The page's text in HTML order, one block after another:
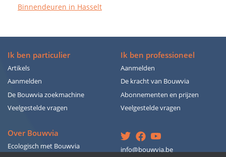
Binnendeuren in Hasselt
Ik ben particulier
Artikels
Aanmelden
De Bouwvia zoekmachine
Veelgestelde vragen
Ik ben professioneel
Aanmelden
De kracht van Bouwvia
Abonnementen en prijzen
Veelgestelde vragen
Over Bouwvia
Ecologisch met Bouwvia
info@bouwvia.be